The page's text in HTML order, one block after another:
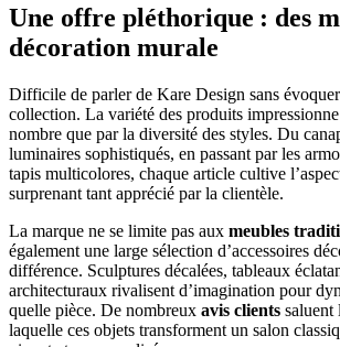
Une offre pléthorique : des
décoration murale
Difficile de parler de Kare Design sans évoquer
collection. La variété des produits
nombre que par la diversité des styles. Du
luminaires sophistiqués, en passant par les
tapis multicolores, chaque article cultive
surprenant tant apprécié par la clientèle.
La marque ne se limite pas aux meubles
également une large sélection d’accessoires
différence. Sculptures décalées, tableaux
architecturaux rivalisent d’imagination pour
quelle pièce. De nombreux avis clients saluent
laquelle ces objets transforment un salon